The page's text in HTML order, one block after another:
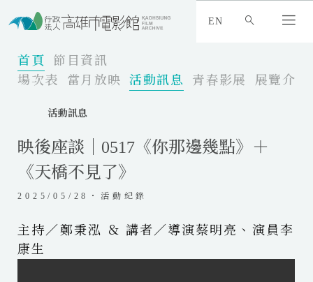
EN
首頁
節目資訊
場次表
當月放映 活動訊息 青春影展 展覽介紹
活動訊息
映後座談｜0517《你那邊幾點》＋
《天橋不見了》
2025/05/28・活動紀錄
主持／鄭秉泓 ＆ 講者／導演蔡明亮、演員李
康生